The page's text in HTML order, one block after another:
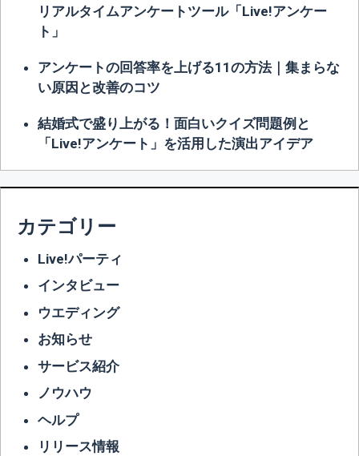
リアルタイムアンケートツール「Live!アンケー
ト」
アンケートの回答率を上げる11の方法｜集まらな
い原因と改善のコツ
結婚式で盛り上がる！面白いクイズ問題例と
「Live!アンケート」を活用した演出アイデア
カテゴリー
Live!パーティ
インタビュー
ウエディング
お知らせ
サービス紹介
ノウハウ
ヘルプ
リリース情報